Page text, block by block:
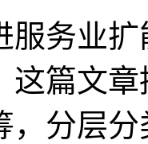
务业扩
这篇文
，分层